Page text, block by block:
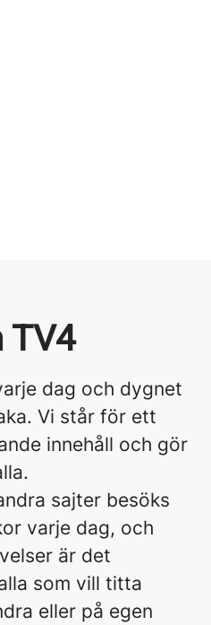
TV4
dag och dygnet
Vi står för ett
innehåll och gör
sajter besöks
varje dag, och
är det
som vill titta
eller på egen